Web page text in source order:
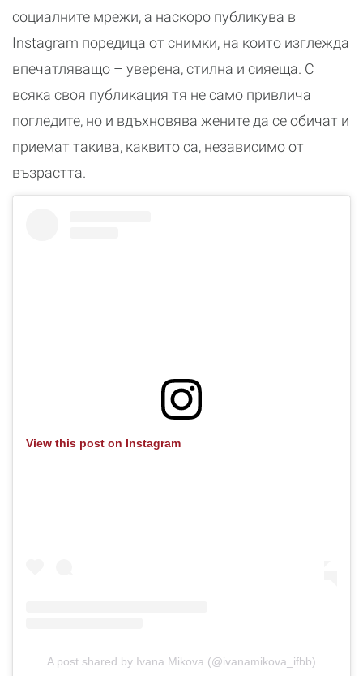
социалните мрежи, а наскоро публикува в
Instagram поредица от снимки, на които изглежда
впечатляващо – уверена, стилна и сияеща. С
всяка своя публикация тя не само привлича
погледите, но и вдъхновява жените да се обичат и
приемат такива, каквито са, независимо от
възрастта.
View this post on Instagram
A post shared by Ivana Mikova (@ivanamikova_ifbb)